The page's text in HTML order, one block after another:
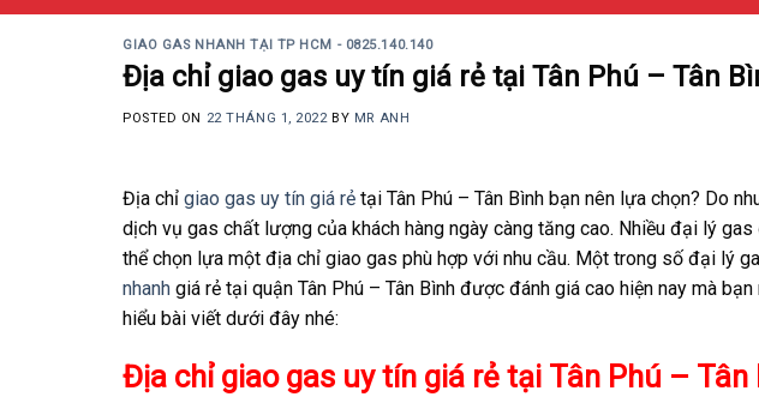
GIAO GAS NHANH TẠI TP HCM - 0825.140.140
Địa chỉ giao gas uy tín giá rẻ tại Tân Phú – Tân
POSTED ON 22 THÁNG 1, 2022 BY MR ANH
Địa chỉ giao gas uy tín giá rẻ tại Tân Phú – Tân Bình bạn nên lựa chọn? Do
dịch vụ gas chất lượng của khách hàng ngày càng tăng cao. Nhiều đại lý
thể chọn lựa một địa chỉ giao gas phù hợp với nhu cầu. Một trong số đại lý
nhanh giá rẻ tại quận Tân Phú – Tân Bình được đánh giá cao hiện nay mà
hiểu bài viết dưới đây nhé:
Địa chỉ giao gas uy tín giá rẻ tại Tân Phú – Tân